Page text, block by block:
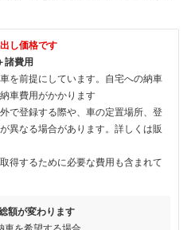
し価格です
諸費用
を前提にしています。自宅への納車
車費用がかかります
で登録する際や、車の定置場所、登
異なる場合があります。詳しくは販
得するために必要な費用も含まれて
額が変わります